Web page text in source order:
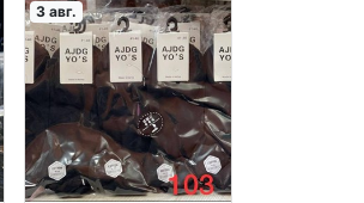
3 авг.